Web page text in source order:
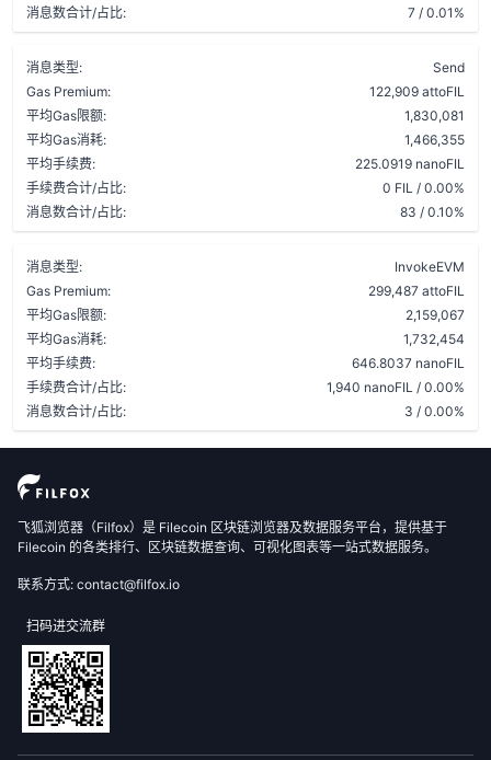
消息数合计/占比:
7 / 0.01%
消息类型:
Send
Gas Premium:
122,909 attoFIL
平均Gas限额:
1,830,081
平均Gas消耗:
1,466,355
平均手续费:
225.0919 nanoFIL
手续费合计/占比:
0 FIL / 0.00%
消息数合计/占比:
83 / 0.10%
消息类型:
InvokeEVM
Gas Premium:
299,487 attoFIL
平均Gas限额:
2,159,067
平均Gas消耗:
1,732,454
平均手续费:
646.8037 nanoFIL
手续费合计/占比:
1,940 nanoFIL / 0.00%
消息数合计/占比:
3 / 0.00%
飞狐浏览器（Filfox）是 Filecoin 区块链浏览器及数据服务平台，提供基于
Filecoin 的各类排行、区块链数据查询、可视化图表等一站式数据服务。
联系方式: contact@filfox.io
扫码进交流群